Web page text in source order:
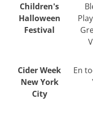
Children's
Halloween
Festival
Cider Week
New York
City
En